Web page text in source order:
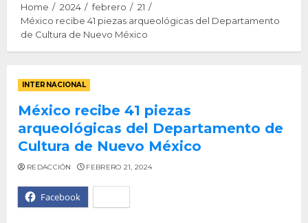
Home 2024 febrero
21
México recibe 41 piezas arqueológicas del Departamento
de Cultura de Nuevo México
INTERNACIONAL
México recibe 41 piezas
arqueológicas del Departamento de
Cultura de Nuevo México
Facebook
REDACCIÓN FEBRERO 21, 2024